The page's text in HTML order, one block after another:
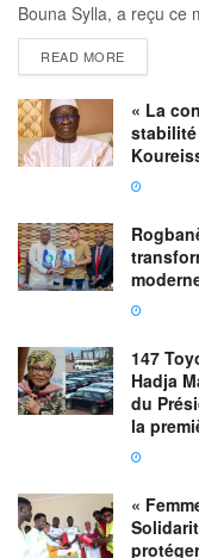
Bouna Sylla, a reçu ce
READ MORE
« La
stabilité
147
Hadja
du
la
«